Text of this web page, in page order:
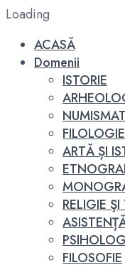
Loading
ACASĂ
Domenii
ISTORIE
FILOLOGIE
ARTĂ ȘI
RELIGIE
FILOSOFIE